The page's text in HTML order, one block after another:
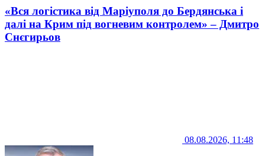
«Вся логістика від Маріуполя до Бердянська і
далі на Крим під вогневим контролем» – Дмитро
Снєгирьов
08.08.2026, 11:48